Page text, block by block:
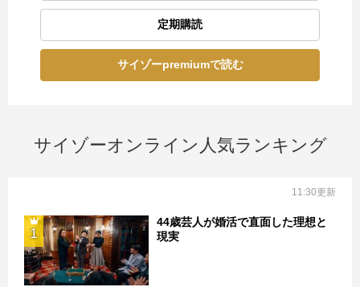
定期購読
サイゾーpremiumで読む
サイゾーオンライン人気ランキング
11:30更新
1
44歳芸人が婚活で直面した理想と
現実